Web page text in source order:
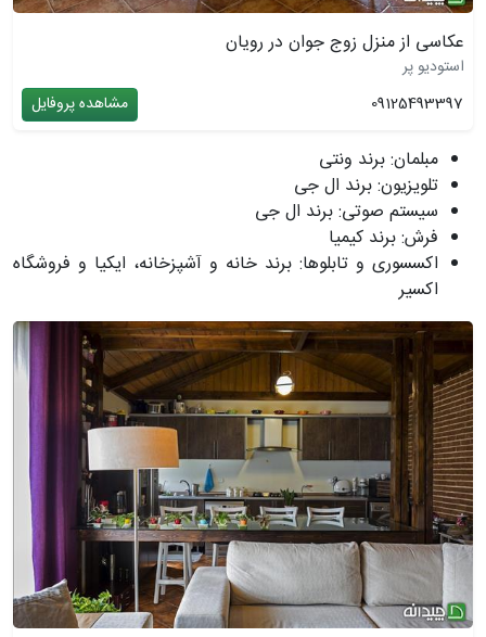
عکاسی از منزل زوج جوان در رویان
استودیو پر
09125493397
مشاهده پروفایل
مبلمان: برند ونتی
تلويزيون: برند ال جی
سيستم صوتی: برند ال جی
فرش: برند کیمیا
اكسسوری و تابلوها: برند خانه و آشپزخانه، ايكيا و فروشگاه
اكسير